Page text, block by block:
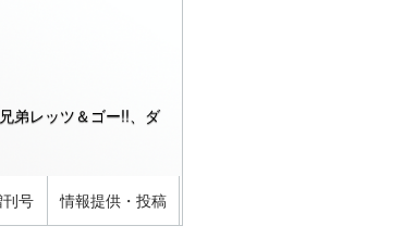
弟レッツ＆ゴー!!、ダ
号 情報提供・投稿